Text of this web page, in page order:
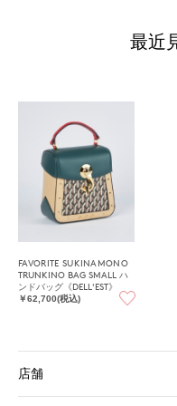
最近
FAVORITE SUKINAMONO
TRUNKINO BAG SMALL ハ
ンドバッグ《DELL'EST》
￥62,700(税込)
店舗